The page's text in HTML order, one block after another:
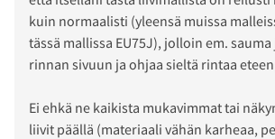
kuin normaalisti (yleensä muissa
tässä mallissa EU75J), jolloin em.
rinnan sivuun ja ohjaa sieltä rintaa
Ei ehkä ne kaikista mukavimmat tai
liivit päällä (materiaali vähän karheaa,